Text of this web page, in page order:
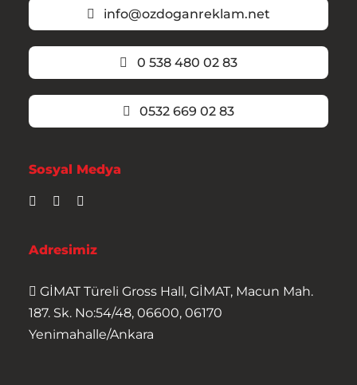
info@ozdoganreklam.net
0 538 480 02 83
0532 669 02 83
Sosyal Medya
Adresimiz
GİMAT Türeli Gross Hall, GİMAT, Macun Mah.
187. Sk. No:54/48, 06600, 06170
Yenimahalle/Ankara